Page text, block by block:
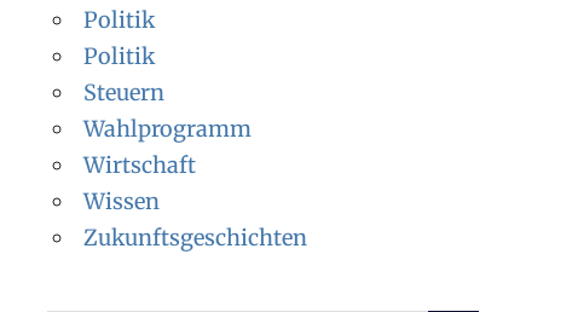
Politik
Politik
Steuern
Wahlprogramm
Wirtschaft
Wissen
Zukunftsgeschichten